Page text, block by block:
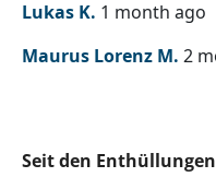
Seit den